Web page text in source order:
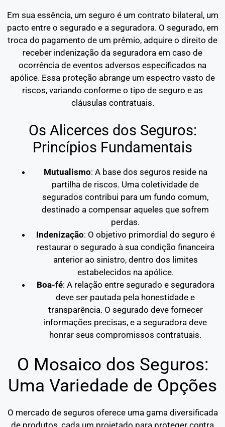
Em sua essência, um seguro é um contrato bilateral, um
pacto entre o segurado e a seguradora. O segurado, em
troca do pagamento de um prêmio, adquire o direito de
receber indenização da seguradora em caso de
ocorrência de eventos adversos especificados na
apólice. Essa proteção abrange um espectro vasto de
riscos, variando conforme o tipo de seguro e as
cláusulas contratuais.
Os Alicerces dos Seguros:
Princípios Fundamentais
Mutualismo: A base dos seguros reside na
partilha de riscos. Uma coletividade de
segurados contribui para um fundo comum,
destinado a compensar aqueles que sofrem
perdas.
Indenização: O objetivo primordial do seguro é
restaurar o segurado à sua condição financeira
anterior ao sinistro, dentro dos limites
estabelecidos na apólice.
Boa-fé: A relação entre segurado e seguradora
deve ser pautada pela honestidade e
transparência. O segurado deve fornecer
informações precisas, e a seguradora deve
honrar seus compromissos contratuais.
O Mosaico dos Seguros:
Uma Variedade de Opções
O mercado de seguros oferece uma gama diversificada
de produtos, cada um projetado para proteger contra